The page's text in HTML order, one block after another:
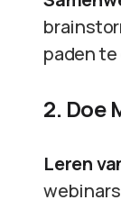
paden
2. Doe
Leren